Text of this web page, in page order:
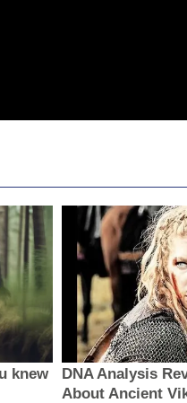
knew
DNA Analysis
About Ancient